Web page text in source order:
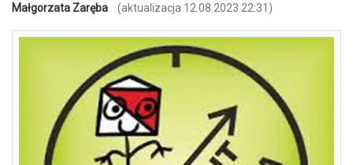
Małgorzata Zaręba
(aktualizacja 12.08.2023 22:31)